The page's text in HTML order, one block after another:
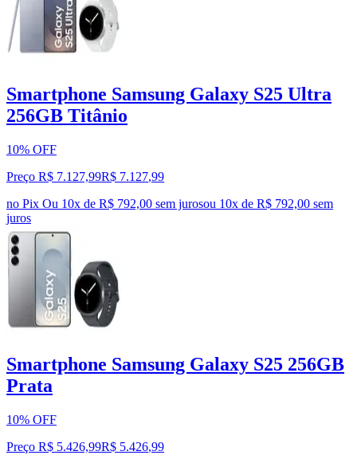
Smartphone Samsung Galaxy S25 Ultra
256GB Titânio
10% OFF
Preço R$ 7.127,99R$ 7.127,99
no Pix Ou 10x de R$ 792,00 sem jurosou 10x de R$ 792,00 sem
juros
Smartphone Samsung Galaxy S25 256GB
Prata
10% OFF
Preço R$ 5.426,99R$ 5.426,99